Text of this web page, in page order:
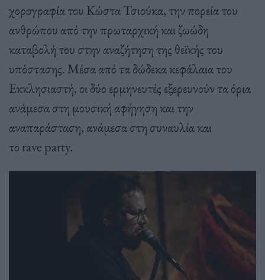
χορογραφία του Κώστα Τσιούκα, την πορεία του
ανθρώπου από την πρωταρχική και ζωώδη
καταβολή του στην αναζήτηση της θεϊκής του
υπόστασης. Μέσα από τα δώδεκα κεφάλαια του
Εκκλησιαστή, οι δύο ερμηνευτές εξερευνούν τα όρια
ανάμεσα στη μουσική αφήγηση και την
αναπαράσταση, ανάμεσα στη συναυλία και
το rave party.